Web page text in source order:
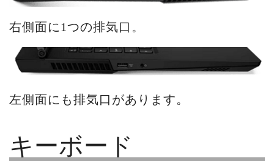
右側面に1つの排気口。
左側面にも排気口があります。
キーボード